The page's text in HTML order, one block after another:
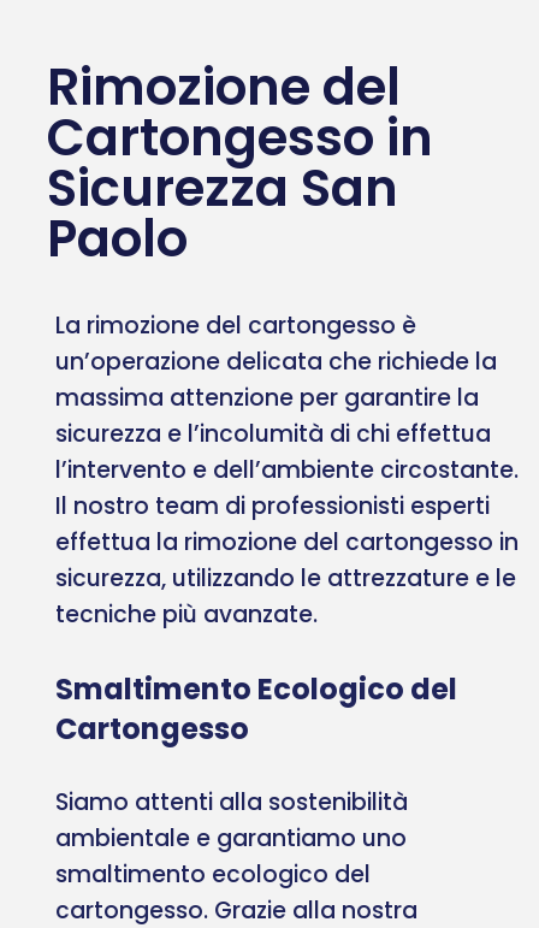
Rimozione del
Cartongesso in
Sicurezza San
Paolo
La rimozione del cartongesso è
un’operazione delicata che richiede la
massima attenzione per garantire la
sicurezza e l’incolumità di chi effettua
l’intervento e dell’ambiente circostante.
Il nostro team di professionisti esperti
effettua la rimozione del cartongesso in
sicurezza, utilizzando le attrezzature e le
tecniche più avanzate.
Smaltimento Ecologico del
Cartongesso
Siamo attenti alla sostenibilità
ambientale e garantiamo uno
smaltimento ecologico del
cartongesso. Grazie alla nostra